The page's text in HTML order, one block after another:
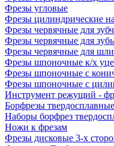
Фрезы угловые
Фрезы цилиндрические
Фрезы червячные для
Фрезы червячные для
Фрезы червячные для
Фрезы шпоночные к/х
Фрезы шпоночные с
Фрезы шпоночные с
Инструмент режущий -
Борфрезы твердосплавные
Наборы борфрез
Ножи к фрезам
Фрезы дисковые 3-х